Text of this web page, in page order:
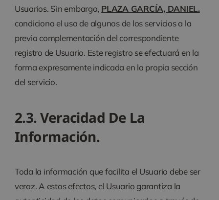
Usuarios. Sin embargo, PLAZA GARCÍA, DANIEL.
condiciona el uso de algunos de los servicios a la
previa complementación del correspondiente
registro de Usuario. Este registro se efectuará en la
forma expresamente indicada en la propia sección
del servicio.
2.3. Veracidad De La
Información.
Toda la información que facilita el Usuario debe ser
veraz. A estos efectos, el Usuario garantiza la